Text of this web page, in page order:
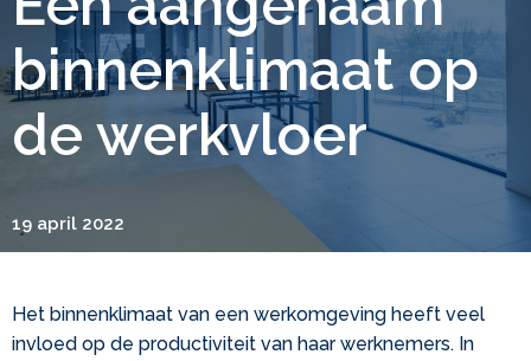
binnenklimaat op
de werkvloer
19 april 2022
Het binnenklimaat van een werkomgeving heeft veel
invloed op de productiviteit van haar werknemers. In